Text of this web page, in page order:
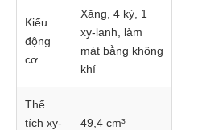
Kiểu
động
cơ
Xăng, 4 kỳ, 1
xy-lanh, làm
mát bằng không
khí
Thể
tích xy-
49,4 cm³